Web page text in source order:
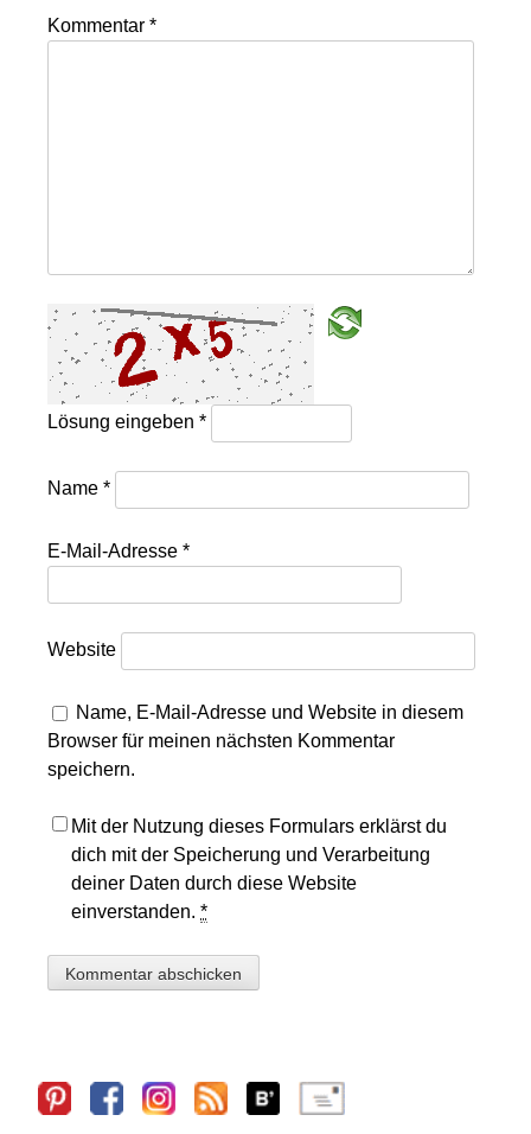
Kommentar*
Lösung eingeben*
Name*
E-Mail-Adresse*
Website
Name, E-Mail-Adresse und Website in diesem
Browser für meinen nächsten Kommentar
speichern.
Mit der Nutzung dieses Formulars erklärst du
dich mit der Speicherung und Verarbeitung
deiner Daten durch diese Website
einverstanden.*
Sidebar